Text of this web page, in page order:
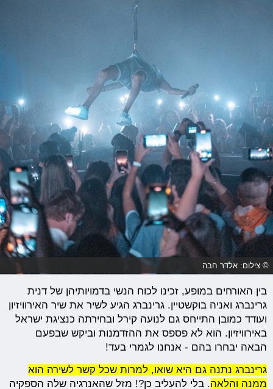
© צילום: אלדר חבה
בין האורחים במופע, זכינו לכוח הנשי בדמויותיהן של דנית
גרינברג ואניה בוקשטיין. גרינברג הגיע לשיר את שיר האירוויזיון
ועודד כמובן התייחס גם לנועה קירל ובחירתה כנציגת ישראל
באירוויזיון. הוא לא פספס את ההזדמנות וביקש שבפעם
הבאה יבחרו בהם - אנחנו לגמרי בעד!
גרינברג נתנה גם היא שואו, למרות שכל קשר לשירה הוא
ממנה והלאה. בלי להעליב כן?! מזל שהאנרגיה שלה הספקיה